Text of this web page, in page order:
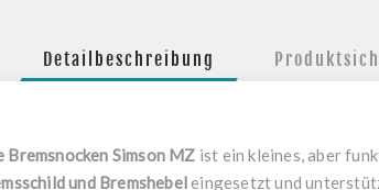
Detailbeschreibung
Bremsnocken Simson MZ ist ein kleines, aber
und Bremshebeleingesetzt und